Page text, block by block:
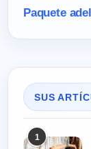
Paquete
SUS
1